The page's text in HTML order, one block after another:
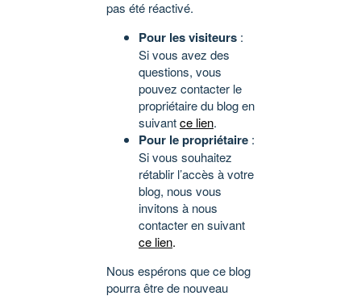
pas été réactivé.
Pour les visiteurs :
Si vous avez des
questions, vous
pouvez contacter le
propriétaire du blog en
suivantce lien.
Pour le propriétaire :
Si vous souhaitez
rétablir l’accès à votre
blog, nous vous
invitons à nous
contacter en suivant
ce lien.
Nous espérons que ce blog
pourra être de nouveau